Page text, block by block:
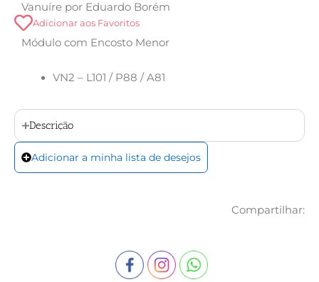
Vanuíre por Eduardo Borém
Módulo com Encosto Menor
VN2 – L101 / P88 / A81
Descrição
Adicionar aos Favoritos
Adicionar a minha lista de desejos
Compartilhar: